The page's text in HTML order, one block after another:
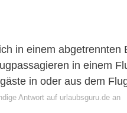
in einem abgetrennten
in einem
in oder aus dem
Antwort auf urlaubsguru.de an